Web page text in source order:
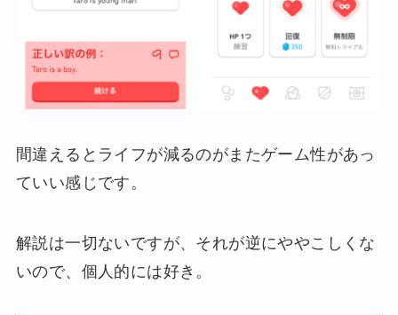
間違えるとライフが減るのがまたゲーム性があっ
ていい感じです。
解説は一切ないですが、それが逆にややこしくな
いので、個人的には好き。